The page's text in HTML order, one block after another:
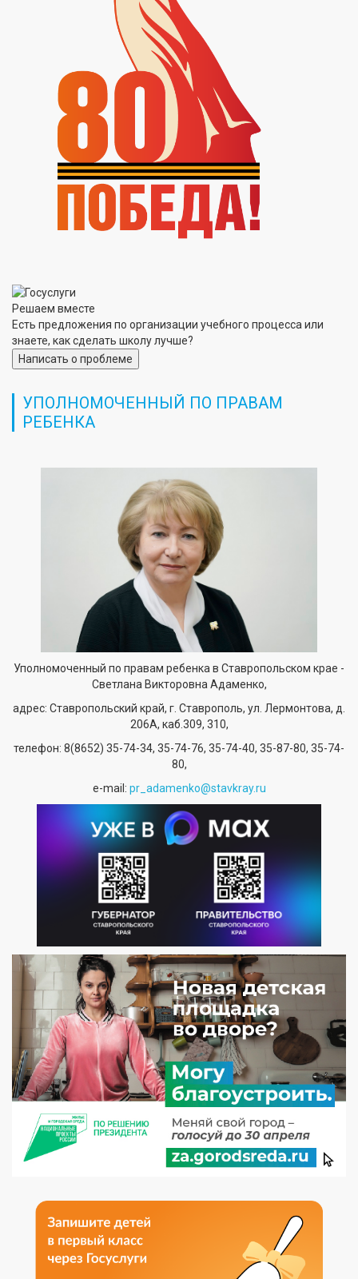
Решаем вместе
Есть предложения по организации учебного процесса или
знаете, как сделать школу лучше?
Написать о проблеме
УПОЛНОМОЧЕННЫЙ ПО ПРАВАМ
РЕБЕНКА
Уполномоченный по правам ребенка в Ставропольском крае -
Светлана Викторовна Адаменко,
адрес: Ставропольский край, г. Ставрополь, ул. Лермонтова, д.
206А, каб.309, 310,
телефон: 8(8652) 35-74-34, 35-74-76, 35-74-40, 35-87-80, 35-74-
80,
е-mail: pr_adamenko@stavkray.ru